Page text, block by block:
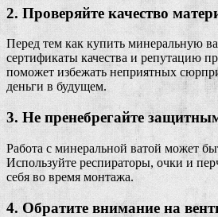
2. Проверяйте качество
Перед тем как купить минеральную
сертификаты качества и репутацию
поможет избежать неприятных
деньги в будущем.
3. Не пренебрегайте
Работа с минеральной ватой может
Используйте респираторы, очки и
себя во время монтажа.
4. Обратите внимание на